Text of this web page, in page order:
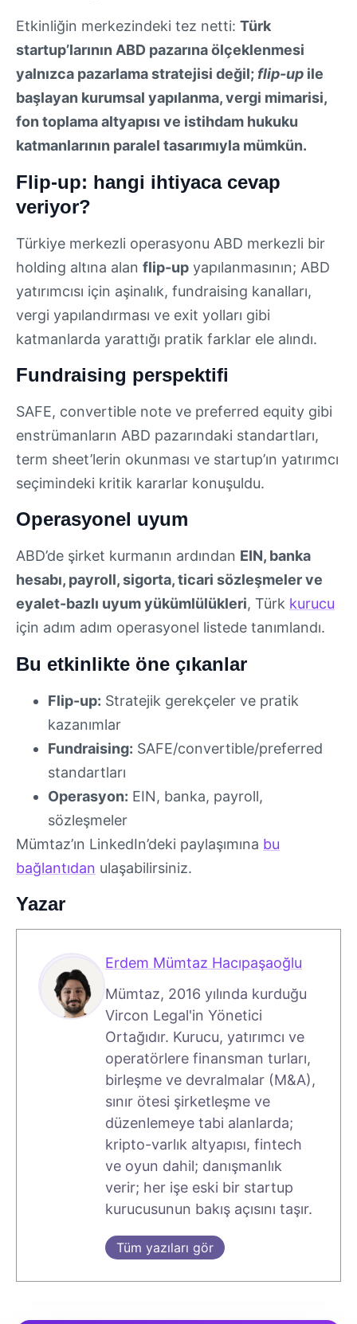
Etkinliğin merkezindeki tez netti: Türk
startup’larının ABD pazarına ölçeklenmesi
yalnızca pazarlama stratejisi değil; flip-up ile
başlayan kurumsal yapılanma, vergi mimarisi,
fon toplama altyapısı ve istihdam hukuku
katmanlarının paralel tasarımıyla mümkün.
Flip-up: hangi ihtiyaca cevap
veriyor?
Türkiye merkezli operasyonu ABD merkezli bir
holding altına alan flip-up yapılanmasının; ABD
yatırımcısı için aşinalık, fundraising kanalları,
vergi yapılandırması ve exit yolları gibi
katmanlarda yarattığı pratik farklar ele alındı.
Fundraising perspektifi
SAFE, convertible note ve preferred equity gibi
enstrümanların ABD pazarındaki standartları,
term sheet’lerin okunması ve startup’ın yatırımcı
seçimindeki kritik kararlar konuşuldu.
Operasyonel uyum
ABD’de şirket kurmanın ardından EIN, banka
hesabı, payroll, sigorta, ticari sözleşmeler ve
eyalet-bazlı uyum yükümlülükleri, Türk kurucu
için adım adım operasyonel listede tanımlandı.
Bu etkinlikte öne çıkanlar
Flip-up: Stratejik gerekçeler ve pratik
kazanımlar
Fundraising: SAFE/convertible/preferred
standartları
Operasyon: EIN, banka, payroll,
sözleşmeler
Mümtaz’ın LinkedIn’deki paylaşımına bu
bağlantıdan ulaşabilirsiniz.
Yazar
Erdem Mümtaz Hacıpaşaoğlu
Mümtaz, 2016 yılında kurduğu
Vircon Legal'in Yönetici
Ortağıdır. Kurucu, yatırımcı ve
operatörlere finansman turları,
birleşme ve devralmalar (M&A),
sınır ötesi şirketleşme ve
düzenlemeye tabi alanlarda;
kripto-varlık altyapısı, fintech
ve oyun dahil; danışmanlık
verir; her işe eski bir startup
kurucusunun bakış açısını taşır.
Tüm yazıları gör